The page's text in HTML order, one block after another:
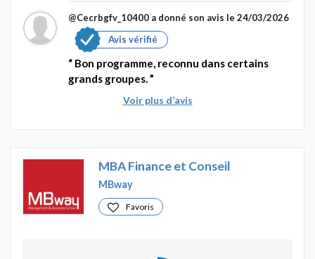
@Cecrbgfv_10400 a donné son avis le 24/03/2026
Avis vérifié
Bon programme, reconnu dans certains
grands groupes.
Voir plus d’avis
MBA Finance et Conseil
MBway
Favoris